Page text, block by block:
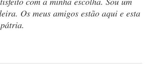
Os meus amigos estão aqui e esta